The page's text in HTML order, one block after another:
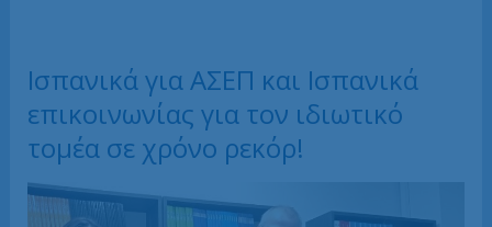
Ισπανικά για ΑΣΕΠ και Ισπανικά
επικοινωνίας για τον ιδιωτικό
τομέα σε χρόνο ρεκόρ!